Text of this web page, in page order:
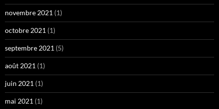
novembre 2021 (1)
octobre 2021 (1)
septembre 2021 (5)
août 2021 (1)
juin 2021 (1)
mai 2021 (1)